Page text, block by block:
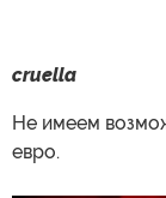
cruella
Не имеем
евро.